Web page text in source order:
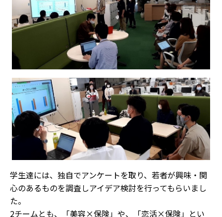
学生達には、独自でアンケートを取り、若者が興味・関
心のあるものを調査しアイデア検討を行ってもらいまし
た。
2チームとも、「美容×保険」や、「恋活×保険」とい